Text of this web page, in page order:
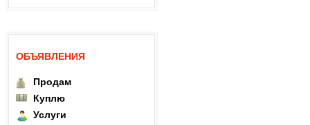
ОБЪЯВЛЕНИЯ
Продам
Куплю
Услуги